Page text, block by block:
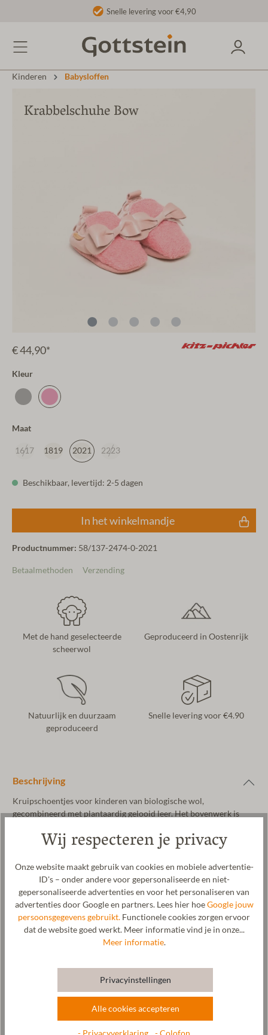
Snelle levering voor €4,90
Kinderen Babysloffen
Krabbelschuhe Bow
€ 44,90*
Kleur
Maat
1617 1819 2021 2223
Beschikbaar, levertijd: 2-5 dagen
In het winkelmandje
Productnummer: 58/137-2474-0-2021
Betaalmethoden Verzending
Met de hand geselecteerde
scheerwol
Geproduceerd in Oostenrijk
Natuurlijk en duurzaam
geproduceerd
Snelle levering voor €4.90
Beschrijving
Kruipschoentjes voor kinderen van biologische wol,
gecombineerd met plantaardig gelooid leer. Het bovenwerk is
temperatuurregulerende werking en zorgt altijd voor een
aangenaam voetklimaat. De zool van het kruipschoentje is
gemaakt van plantaardig gelooid leer. Een ingezette elastische
band zorgt voor een goede pasvorm aan de voet van je kind. Niets
staat dus nog in de weg om thuis, in de peuterspeelzaal en op de
kleuterschool lekker rond te ravotten. De wolwalk wordt
vervaardigd in onze fabriek in Tirol.
Fabrikant: Gottstein GmbH & Co. KG, Industriestraße 31, 6430
Wij respecteren je privacy
Onze website maakt gebruik van cookies en mobiele advertentie-
ID's – onder andere voor gepersonaliseerde en niet-
gepersonaliseerde advertenties en voor het personaliseren van
advertenties door Google en partners. Lees hier hoeGoogle jouw
persoonsgegevens gebruikt. Functionele cookies zorgen ervoor
dat de website goed werkt. Meer informatie vind je in onze...
Meer informatie.
Privacyinstellingen
Alle cookies accepteren